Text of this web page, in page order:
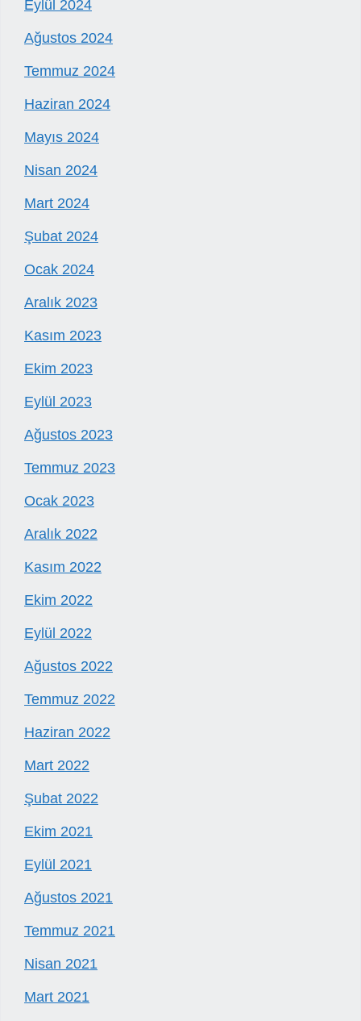
Eylül 2024
Ağustos 2024
Temmuz 2024
Haziran 2024
Mayıs 2024
Nisan 2024
Mart 2024
Şubat 2024
Ocak 2024
Aralık 2023
Kasım 2023
Ekim 2023
Eylül 2023
Ağustos 2023
Temmuz 2023
Ocak 2023
Aralık 2022
Kasım 2022
Ekim 2022
Eylül 2022
Ağustos 2022
Temmuz 2022
Haziran 2022
Mart 2022
Şubat 2022
Ekim 2021
Eylül 2021
Ağustos 2021
Temmuz 2021
Nisan 2021
Mart 2021